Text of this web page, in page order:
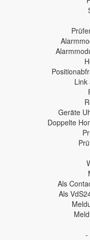
Link
Geräte
Doppelte
Als
Als
-